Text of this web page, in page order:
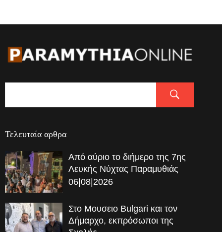
Τελευταία αρθρα
Από αύριο το διήμερο της 7ης
Λευκής Νύχτας Παραμυθιάς
06|08|2026
Στο Μουσειο Bulgari και τον
Δήμαρχο, εκπρόσωποι της